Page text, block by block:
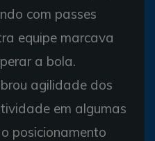
com passes
equipe marcava
a bola.
agilidade dos
em algumas
posicionamento